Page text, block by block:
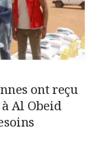
ont reçu
Al Obeid